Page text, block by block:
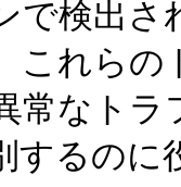
で検出
これら
常なト
するのに